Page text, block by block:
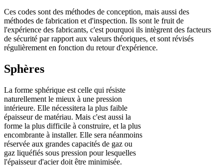
Ces codes sont des méthodes de conception, mais aussi des
méthodes de fabrication et d'inspection. Ils sont le fruit de
l'expérience des fabricants, c'est pourquoi ils intègrent des facteurs
de sécurité par rapport aux valeurs théoriques, et sont révisés
régulièrement en fonction du retour d'expérience.
Sphères
La forme sphérique est celle qui résiste
naturellement le mieux à une pression
intérieure. Elle nécessitera la plus faible
épaisseur de matériau. Mais c'est aussi la
forme la plus difficile à construire, et la plus
encombrante à installer. Elle sera néanmoins
réservée aux grandes capacités de gaz ou
gaz liquéfiés sous pression pour lesquelles
l'épaisseur d'acier doit être minimisée.